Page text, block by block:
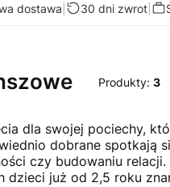
dostawa 30 dni zwrot|
Produkty: 3
dla swojej pociechy,
dobrane spotkają
czy budowaniu
dzieci już od 2,5 roku